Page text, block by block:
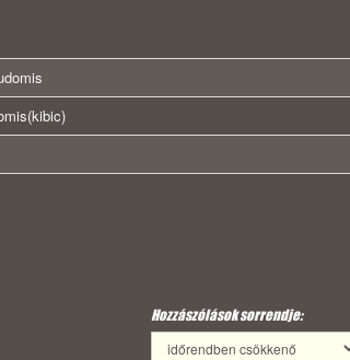
Hozzászólások sorrendje: